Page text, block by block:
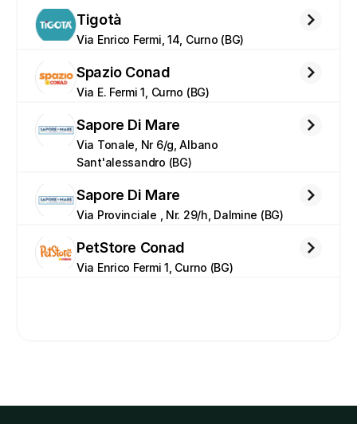
Tigotà
Via Enrico Fermi, 14, Curno (BG)
Spazio Conad
Via E. Fermi 1, Curno (BG)
Sapore Di Mare
Via Tonale, Nr 6/g, Albano
Sant'alessandro (BG)
Sapore Di Mare
Via Provinciale , Nr. 29/h, Dalmine (BG)
PetStore Conad
Via Enrico Fermi 1, Curno (BG)